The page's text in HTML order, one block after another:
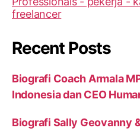
Recent Posts
Biografi Coach Armala
Indonesia dan CEO
Biografi Sally Geovanny